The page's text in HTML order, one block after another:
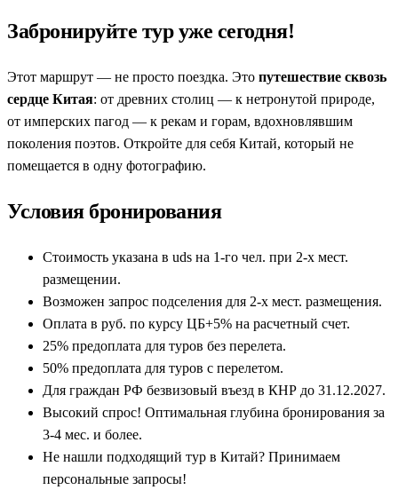
Забронируйте тур уже сегодня!
Этот маршрут — не просто поездка. Это путешествие сквозь
сердце Китая: от древних столиц — к нетронутой природе,
от имперских пагод — к рекам и горам, вдохновлявшим
поколения поэтов. Откройте для себя Китай, который не
помещается в одну фотографию.
Условия бронирования
Стоимость указана в uds на 1-го чел. при 2-х мест.
размещении.
Возможен запрос подселения для 2-х мест. размещения.
Оплата в руб. по курсу ЦБ+5% на расчетный счет.
25% предоплата для туров без перелета.
50% предоплата для туров с перелетом.
Для граждан РФ безвизовый въезд в КНР до 31.12.2027.
Высокий спрос! Оптимальная глубина бронирования за
3-4 мес. и более.
Не нашли подходящий тур в Китай? Принимаем
персональные запросы!